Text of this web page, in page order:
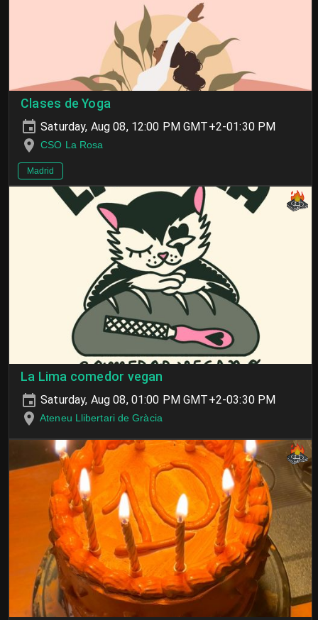
Clases de Yoga
Saturday, Aug 08, 12:00 PM GMT+2-01:30 PM
CSO La Rosa
Madrid
La Lima comedor vegan
Saturday, Aug 08, 01:00 PM GMT+2-03:30 PM
Ateneu Llibertari de Gràcia